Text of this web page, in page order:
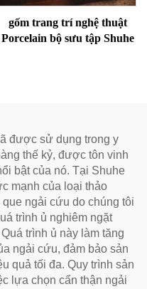
gốm trang trí nghệ thuật
Porcelain bộ sưu tập Shuhe
được sử dụng trong y
thế kỷ, được tôn vinh
bật của nó. Tại Shuhe
mạnh của loại thảo
ngải cứu do chúng tôi
trình ủ nghiêm ngặt
trình ủ này làm tăng
ngải cứu, đảm bảo sản
quả tối đa. Quy trình sản
lựa chọn cẩn thận ngải